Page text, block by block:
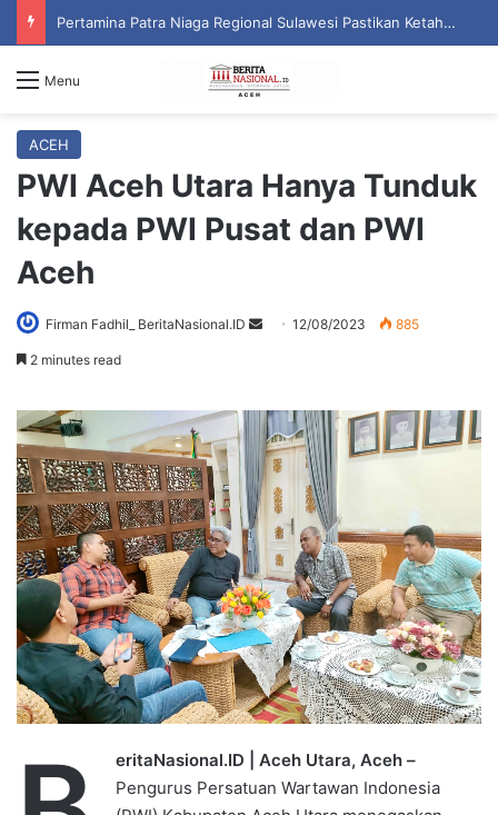
PCNU Akan Berjuang Berdasarkan Nilai dan Tradisi Perjuangan Para Kyai
Menu
ACEH
PWI Aceh Utara Hanya Tunduk
kepada PWI Pusat dan PWI
Aceh
Firman Fadhil_ BeritaNasional.ID
a
n
e
l
12/08/2023 885
2 minutes read
eritaNasional.ID | Aceh Utara, Aceh –
Pengurus Persatuan Wartawan Indonesia